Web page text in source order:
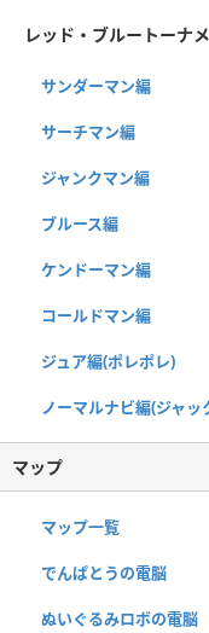
レッド・ブルートーナ
サンダーマン編
サーチマン編
ジャンクマン編
ブルース編
ケンドーマン編
コールドマン編
ジュア編(ポレポレ)
ノーマルナビ編(ジャッ
マップ
マップ一覧
でんぱとうの電脳
ぬいぐるみロボの電脳